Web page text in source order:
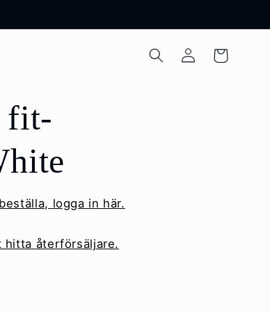
Logga
Varukorg
fit-
logga in här.
hitta återförsäljare.